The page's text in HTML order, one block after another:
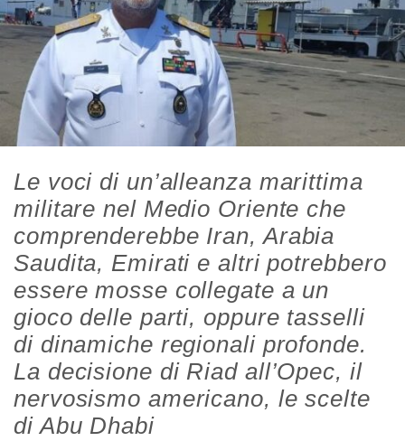
Le voci di un’alleanza marittima
militare nel Medio Oriente che
comprenderebbe Iran, Arabia
Saudita, Emirati e altri potrebbero
essere mosse collegate a un
gioco delle parti, oppure tasselli
di dinamiche regionali profonde.
La decisione di Riad all’Opec, il
nervosismo americano, le scelte
di Abu Dhabi